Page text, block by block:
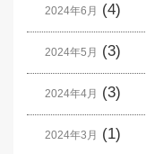
2024年6月 (4)
2024年5月 (3)
2024年4月 (3)
2024年3月 (1)